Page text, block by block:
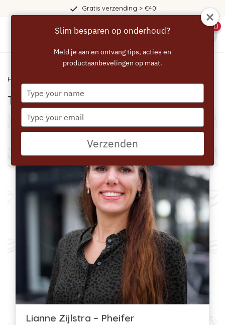
Gratis verzending > €40!
0
Home
Team
Lianne Zijlstra – Pheifer
Slim besparen op onderhoud?
Meld je aan en ontvang tips, acties en
productaanbevelingen op maat.
Type
your
name
Type
your
email
Verzenden